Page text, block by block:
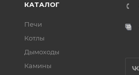
КАТАЛОГ
Печи
Котлы
Дымоходы
Камины